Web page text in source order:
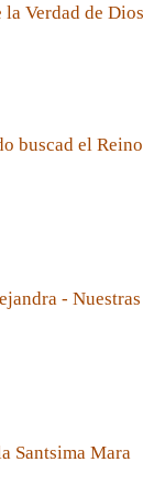
la Verdad de Dios
buscad el
-
Santsima Mara